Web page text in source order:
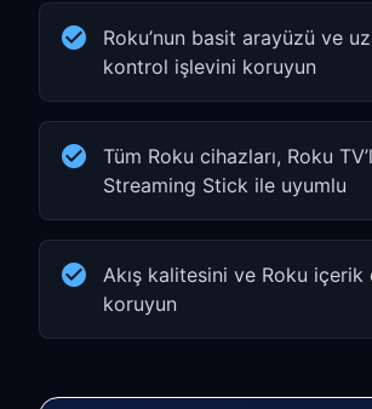
Roku’nun basit arayüzü ve
kontrol işlevini koruyun
Tüm Roku cihazları, Roku
Streaming Stick ile uyumlu
Akış kalitesini ve Roku içerik
koruyun